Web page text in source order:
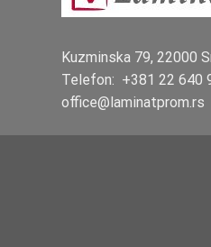
Kuzminska 79, 22000
Telefon: +381 22 640
office@laminatprom.rs